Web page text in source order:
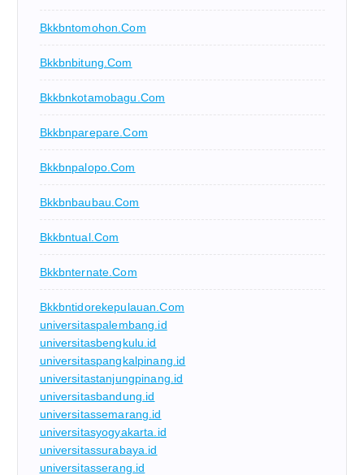
Bkkbntomohon.com
Bkkbnbitung.com
Bkkbnkotamobagu.com
Bkkbnparepare.com
Bkkbnpalopo.com
Bkkbnbaubau.com
Bkkbntual.com
Bkkbnternate.com
Bkkbntidorekepulauan.com
universitaspalembang.id
universitasbengkulu.id
universitaspangkalpinang.id
universitastanjungpinang.id
universitasbandung.id
universitassemarang.id
universitasyogyakarta.id
universitassurabaya.id
universitasserang.id